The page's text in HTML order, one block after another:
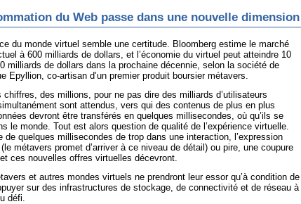
du Web passe dans une nouvelle dimension
du monde virtuel semble une certitude. Bloomberg estime le marché
à 600 milliards de dollars, et l’économie du virtuel peut atteindre 10
milliards de dollars dans la prochaine décennie, selon la société de
Epyllion, co-artisan d’un premier produit boursier métavers.
chiffres, des millions, pour ne pas dire des milliards d’utilisateurs
sont attendus, vers qui des contenus de plus en plus
devront être transférés en quelques millisecondes, où qu’ils se
le monde. Tout est alors question de qualité de l’expérience virtuelle.
de quelques millisecondes de trop dans une interaction, l’expression
(le métavers promet d’arriver à ce niveau de détail) ou pire, une coupure
ces nouvelles offres virtuelles décevront.
et autres mondes virtuels ne prendront leur essor qu’à condition de
sur des infrastructures de stockage, de connectivité et de réseau à
défi.